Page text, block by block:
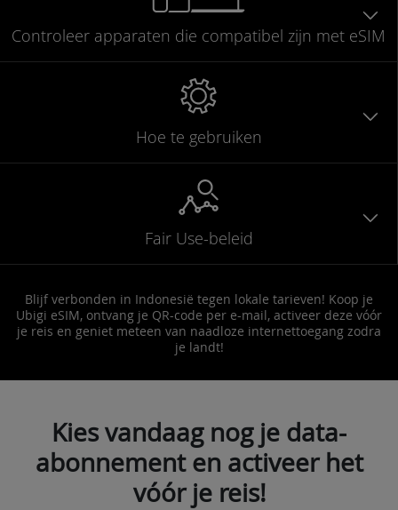
Controleer apparaten die compatibel zijn met eSIM
Hoe te gebruiken
Fair Use-beleid
Blijf verbonden in Indonesië tegen lokale tarieven! Koop je
Ubigi eSIM, ontvang je QR-code per e-mail, activeer deze vóór
je reis en geniet meteen van naadloze internettoegang zodra
je landt!
Kies vandaag nog je data-
abonnement en activeer het
vóór je reis!